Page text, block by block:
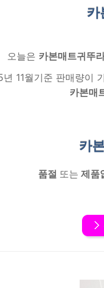
카
오늘은 카본매트귀뚜
11월기준 판매량이
카본매
카
품절 또는 제품